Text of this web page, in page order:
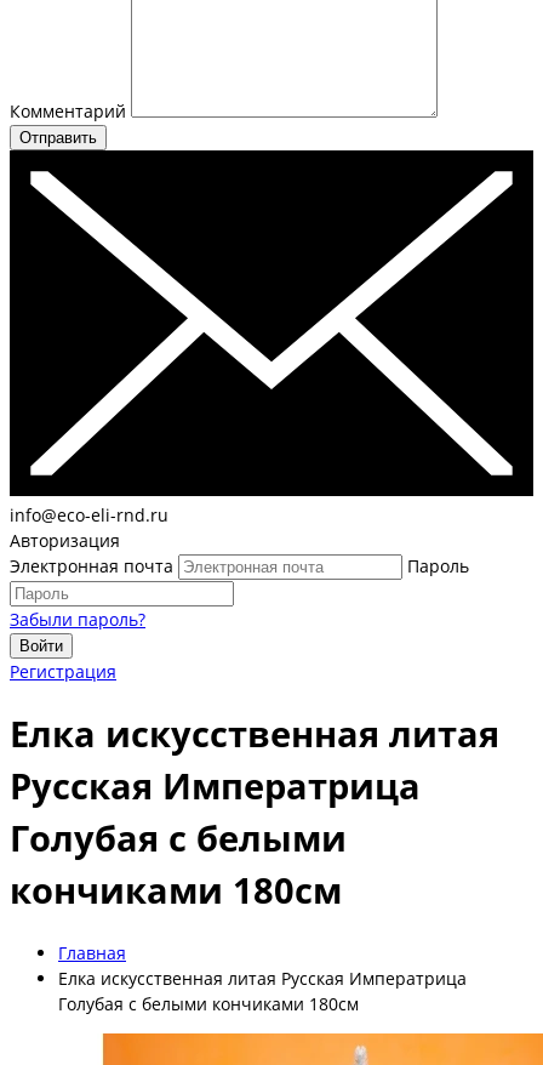
Комментарий
Отправить
info@eco-eli-rnd.ru
Авторизация
Электронная почта
Пароль
Забыли пароль?
Войти
Регистрация
Елка искусственная литая
Русская Императрица
Голубая с белыми
кончиками 180см
Главная
Елка искусственная литая Русская Императрица
Голубая с белыми кончиками 180см